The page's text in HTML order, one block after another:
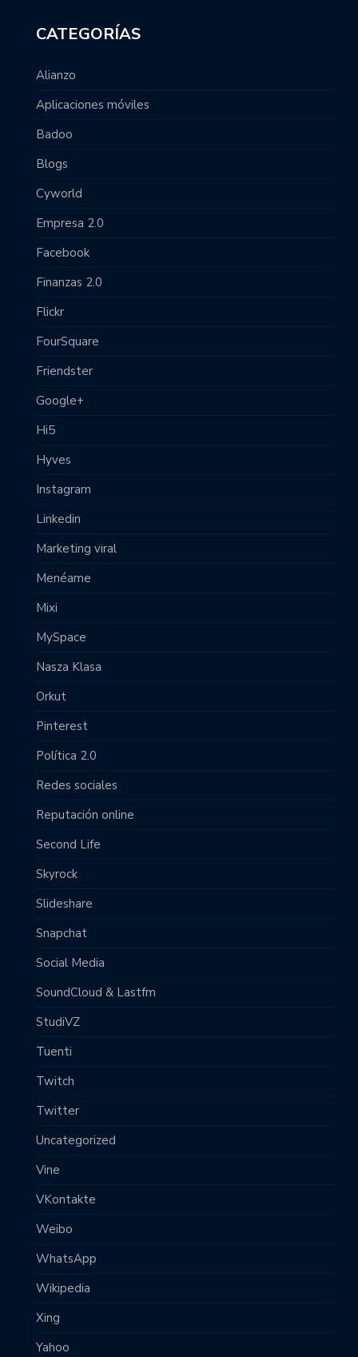
CATEGORÍAS
Alianzo
Aplicaciones móviles
Badoo
Blogs
Cyworld
Empresa 2.0
Facebook
Finanzas 2.0
Flickr
FourSquare
Friendster
Google+
Hi5
Hyves
Instagram
Linkedin
Marketing viral
Menéame
Mixi
MySpace
Nasza Klasa
Orkut
Pinterest
Política 2.0
Redes sociales
Reputación online
Second Life
Skyrock
Slideshare
Snapchat
Social Media
SoundCloud & Lastfm
StudiVZ
Tuenti
Twitch
Twitter
Uncategorized
Vine
VKontakte
Weibo
WhatsApp
Wikipedia
Xing
Yahoo